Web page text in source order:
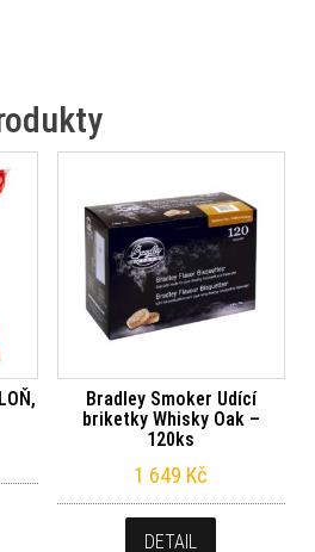
Bradley Smoker Udící
briketky Whisky Oak –
120ks
1 649 Kč
DETAIL